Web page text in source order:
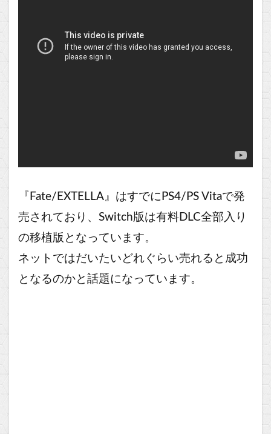
『Fate/EXTELLA』 はすでにPS4/PS Vitaで発
売されており、Switch版は有料DLC全部入り
の移植版となっています。
ネットではだいたいどれぐらい売れると成功
となるのかと話題になっています。